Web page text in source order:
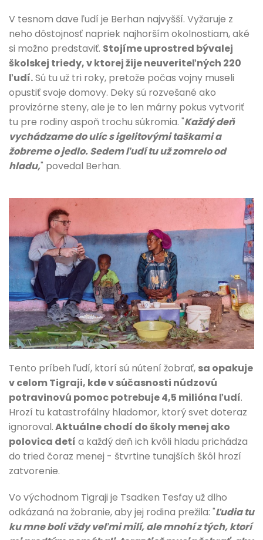
V tesnom dave ľudí je Berhan najvyšší. Vyžaruje z
neho dôstojnosť napriek najhorším okolnostiam, aké
si možno predstaviť. Stojíme uprostred bývalej
školskej triedy, v ktorej žije neuveriteľných 220
ľudí.Sú tu už tri roky, pretože počas vojny museli
opustiť svoje domovy. Deky sú rozvešané ako
provizórne steny, ale je to len márny pokus vytvoriť
tu pre rodiny aspoň trochu súkromia. "Každý deň
vychádzame do ulíc s igelitovými taškami a
žobreme o jedlo. Sedem ľudí tu už zomrelo od
hladu," povedal Berhan.
Tento príbeh ľudí, ktorí sú nútení žobrať, sa opakuje
v celom Tigraji, kde v súčasnosti núdzovú
potravinovú pomoc potrebuje 4,5 milióna ľudí.
Hrozí tu katastrofálny hladomor, ktorý svet doteraz
ignoroval.Aktuálne chodí do školy menej ako
polovica detí a každý deň ich kvôli hladu prichádza
do tried čoraz menej - štvrtine tunajších škôl hrozí
zatvorenie.
Vo východnom Tigraji je Tsadken Tesfay už dlho
odkázaná na žobranie, aby jej rodina prežila: "Ľudia tu
ku mne boli vždy veľmi milí, ale mnohí z tých, ktorí